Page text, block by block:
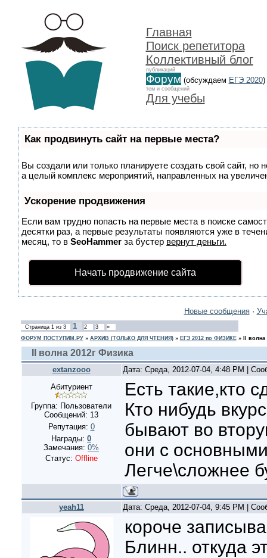
Главная
Поиск репетитора
Коллективный блог
публикаций
Форум (обсуждаем ЕГЭ 2020)
тем и сообщений
Для учебы
Как продвинуть сайт на первые места?
Вы создали или только планируете создать свой сайт, но
а целый комплекс мероприятий, направленных на
Ускорение продвижения
Если вам трудно попасть на первые места в поиске
десятки раз, а первые результаты появляются уже в
месяц, то в SeoHammer за бустер вернут деньги.
Начать продвижение сайта
Новые сообщения·
Страница 1из 3 1 2 3
»
ФОРУМ ПОСТУПИМ.РУ» АРХИВ (ТОЛЬКО ДЛЯ ЧТЕНИЯ)» ЕГЭ 2012 по ФИЗИКЕ» II
II волна 2012г Физика
extanzooo
Дата: Среда, 2012-07-04, 4:48 PM |
Абитуриент
Группа: Пользователи
Сообщений: 13
Репутация: 0
Награды: 0
Замечания: 0%
Статус: Offline
Есть такие,кто
Кто нибудь
бывают во
они с
Легче\сложнее
yeah11 Дата: Среда, 2012-07-04, 9:45 PM |
короче
Блинн.. откуда